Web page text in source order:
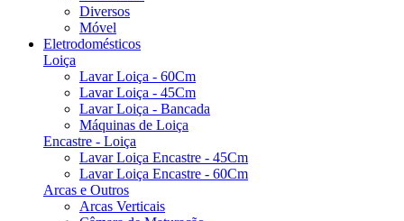
Diversos
Móvel
Eletrodomésticos
Loiça
Lavar Loiça - 60Cm
Lavar Loiça - 45Cm
Lavar Loiça - Bancada
Máquinas de Loiça
Encastre - Loiça
Lavar Loiça Encastre - 45Cm
Lavar Loiça Encastre - 60Cm
Arcas e Outros
Arcas Verticais